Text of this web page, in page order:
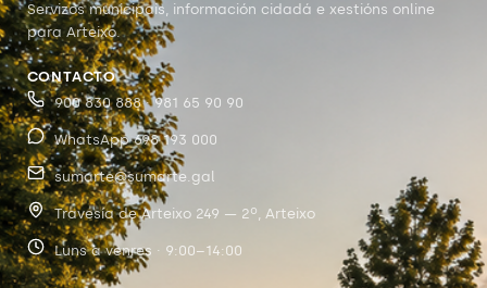
Servizos municipais, información cidadá e xestións online
para Arteixo.
CONTACTO
900 830 888 · 981 65 90 90
WhatsApp 698 193 000
sumarte@sumarte.gal
Travesía de Arteixo 249 — 2º, Arteixo
Luns a venres · 9:00–14:00